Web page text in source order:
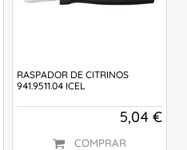
RASPADOR DE CITRINOS
941.9511.04 ICEL
5,04 €
COMPRAR